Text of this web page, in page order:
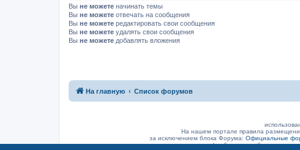
Вы не можете начинать темы
Вы не можете отвечать на сообщения
Вы не можете редактировать свои сообщения
Вы не можете удалять свои сообщения
Вы не можете добавлять вложения
На главную Список форумов
На нашем портале правила
за исключением блока Форума: Официальные
(а объявление было